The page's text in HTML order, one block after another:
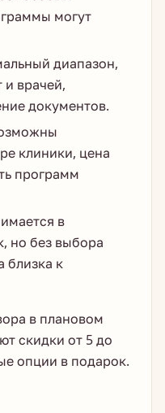
могут
диапазон,
врачей,
документов.
клиники, цена
программ
в
но без выбора
близка к
в плановом
скидки от 5 до
опции в подарок.